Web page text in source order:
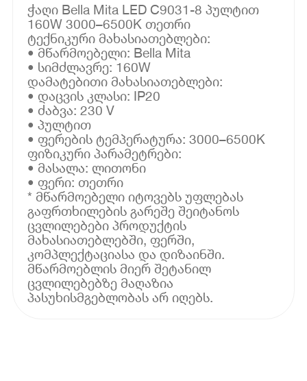
ჭაღი Bella Mita LED C9031-8 პულტით
160W 3000–6500K თეთრი
ტექნიკური მახასიათებლები:
• მწარმოებელი: Bella Mita
• სიმძლავრე: 160W
დამატებითი მახასიათებლები:
• დაცვის კლასი: IP20
• ძაბვა: 230 V
• პულტით
• ფერების ტემპერატურა: 3000–6500K
ფიზიკური პარამეტრები:
• მასალა: ლითონი
• ფერი: თეთრი
* მწარმოებელი იტოვებს უფლებას
გაფრთხილების გარეშე შეიტანოს
ცვლილებები პროდუქტის
მახასიათებლებში, ფერში,
კომპლექტაციასა და დიზაინში.
მწარმოებლის მიერ შეტანილ
ცვლილებებზე მაღაზია
პასუხისმგებლობას არ იღებს.